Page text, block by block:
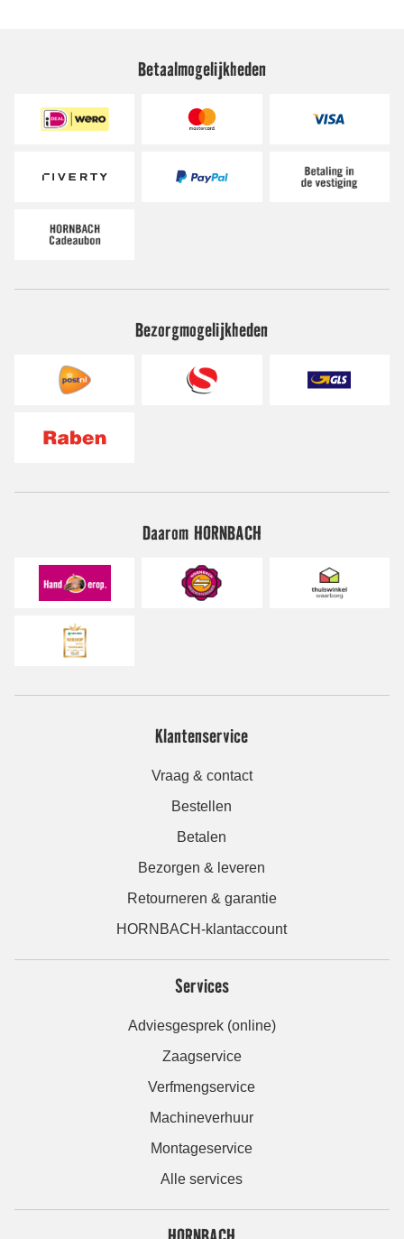
Betaalmogelijkheden
Bezorgmogelijkheden
Daarom HORNBACH
Klantenservice
Vraag & contact
Bestellen
Betalen
Bezorgen & leveren
Retourneren & garantie
HORNBACH-klantaccount
Services
Adviesgesprek (online)
Zaagservice
Verfmengservice
Machineverhuur
Montageservice
Alle services